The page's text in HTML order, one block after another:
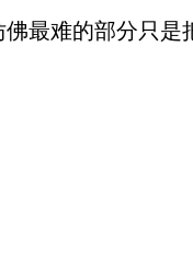
最难的部分只是